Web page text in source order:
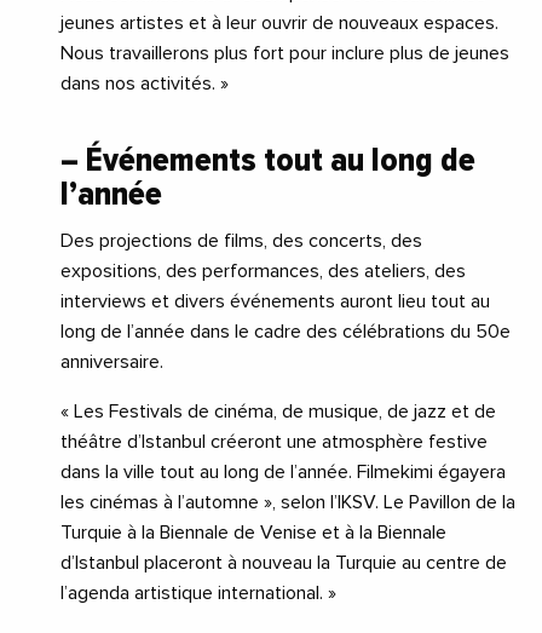
jeunes artistes et à leur ouvrir de nouveaux espaces.
Nous travaillerons plus fort pour inclure plus de jeunes
dans nos activités. »
– Événements tout au long de
l’année
Des projections de films, des concerts, des
expositions, des performances, des ateliers, des
interviews et divers événements auront lieu tout au
long de l’année dans le cadre des célébrations du 50e
anniversaire.
« Les Festivals de cinéma, de musique, de jazz et de
théâtre d’Istanbul créeront une atmosphère festive
dans la ville tout au long de l’année. Filmekimi égayera
les cinémas à l’automne », selon l’IKSV. Le Pavillon de la
Turquie à la Biennale de Venise et à la Biennale
d’Istanbul placeront à nouveau la Turquie au centre de
l’agenda artistique international. »